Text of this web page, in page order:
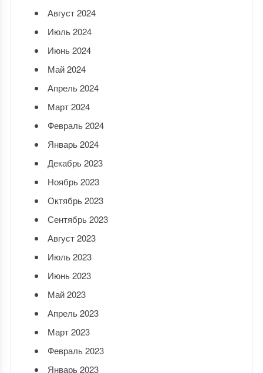
Август 2024
Июль 2024
Июнь 2024
Май 2024
Апрель 2024
Март 2024
Февраль 2024
Январь 2024
Декабрь 2023
Ноябрь 2023
Октябрь 2023
Сентябрь 2023
Август 2023
Июль 2023
Июнь 2023
Май 2023
Апрель 2023
Март 2023
Февраль 2023
Январь 2023